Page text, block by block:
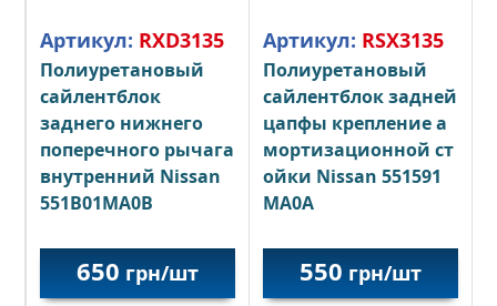
Артикул: RXD3135
Полиуретановый
сайлентблок
заднего нижнего
поперечного рычага
внутренний Nissan
551B01MA0B
650 грн/шт
Артикул: RSX3135
Полиуретановый
сайлентблок задней
цапфы креплениеа
мортизационной ст
ойки Nissan 551591
MA0A
550 грн/шт